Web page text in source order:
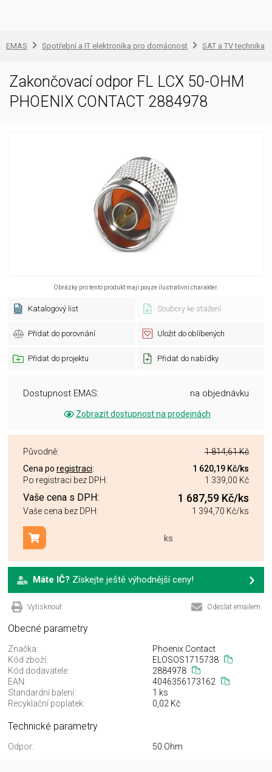
EMAS Spotřební a IT elektronika pro domácnost SAT a TV technika
Zakončovací odpor FL LCX 50-OHM
PHOENIX CONTACT 2884978
Obrázky pro tento produkt mají pouze ilustrativní charakter.
Katalogový list Soubory ke stažení
Přidat do porovnání Uložit do oblíbených
Přidat do projektu Přidat do nabídky
Dostupnost EMAS: na objednávku
Zobrazit dostupnost na prodejnách
Původně:
1 814,61 Kč
Cena po registraci: 1 620,19 Kč/ks
Po registraci bez DPH:
1 339,00 Kč
Vaše cena s DPH: 1 687,59 Kč/ks
Vaše cena bez DPH: 1 394,70 Kč/ks
ks
Přidat do košíku
Máte IČ? Získejte ještě výhodnější ceny!
Vytisknout Odeslat emailem
Obecné parametry
Značka:
Phoenix Contact
Kód zboží:
ELOSOS1715738
Kód dodavatele:
2884978
EAN:
4046356173162
Standardní balení:
1 ks
Recyklační poplatek:
0,02 Kč
Technické parametry
Odpor: 50 Ohm